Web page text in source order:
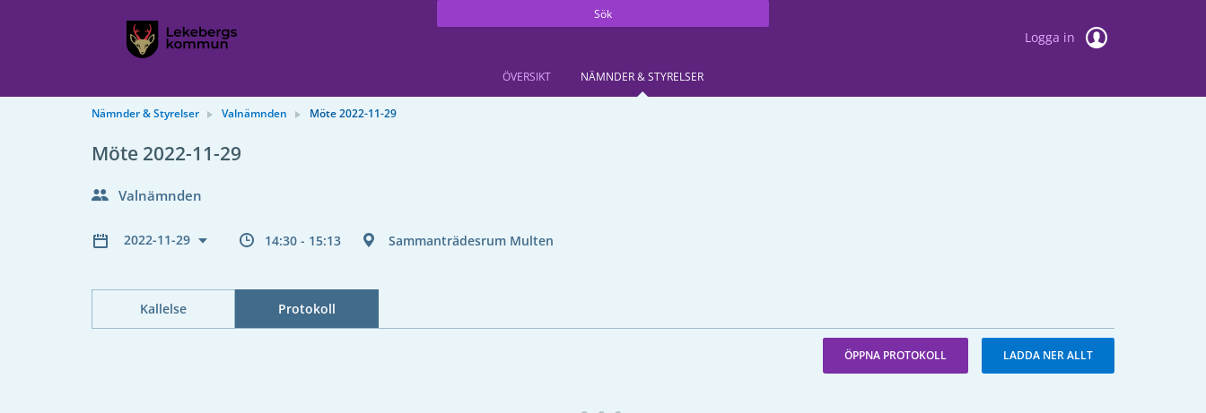
Sök
Logga in
ÖVERSIKT NÄMNDER & STYRELSER
Nämnder & Styrelser Valnämnden Möte 2022-11-29
Möte 2022-11-29
Valnämnden
2022-11-29 14:30 - 15:13 Sammanträdesrum Multen
Kallelse Protokoll
ÖPPNA PROTOKOLL LADDA NER ALLT